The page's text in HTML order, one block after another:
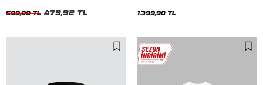
599,90 TL 479,92 TL 1.399,90 TL